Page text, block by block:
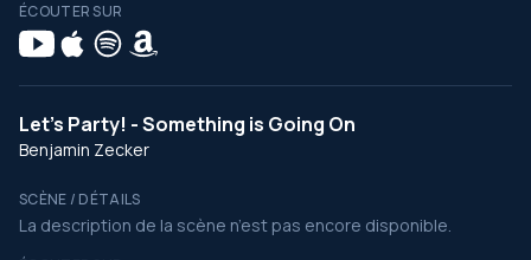
ÉCOUTER SUR
Let's Party! - Something is Going On
Benjamin Zecker
SCÈNE / DÉTAILS
La description de la scène n’est pas encore disponible.